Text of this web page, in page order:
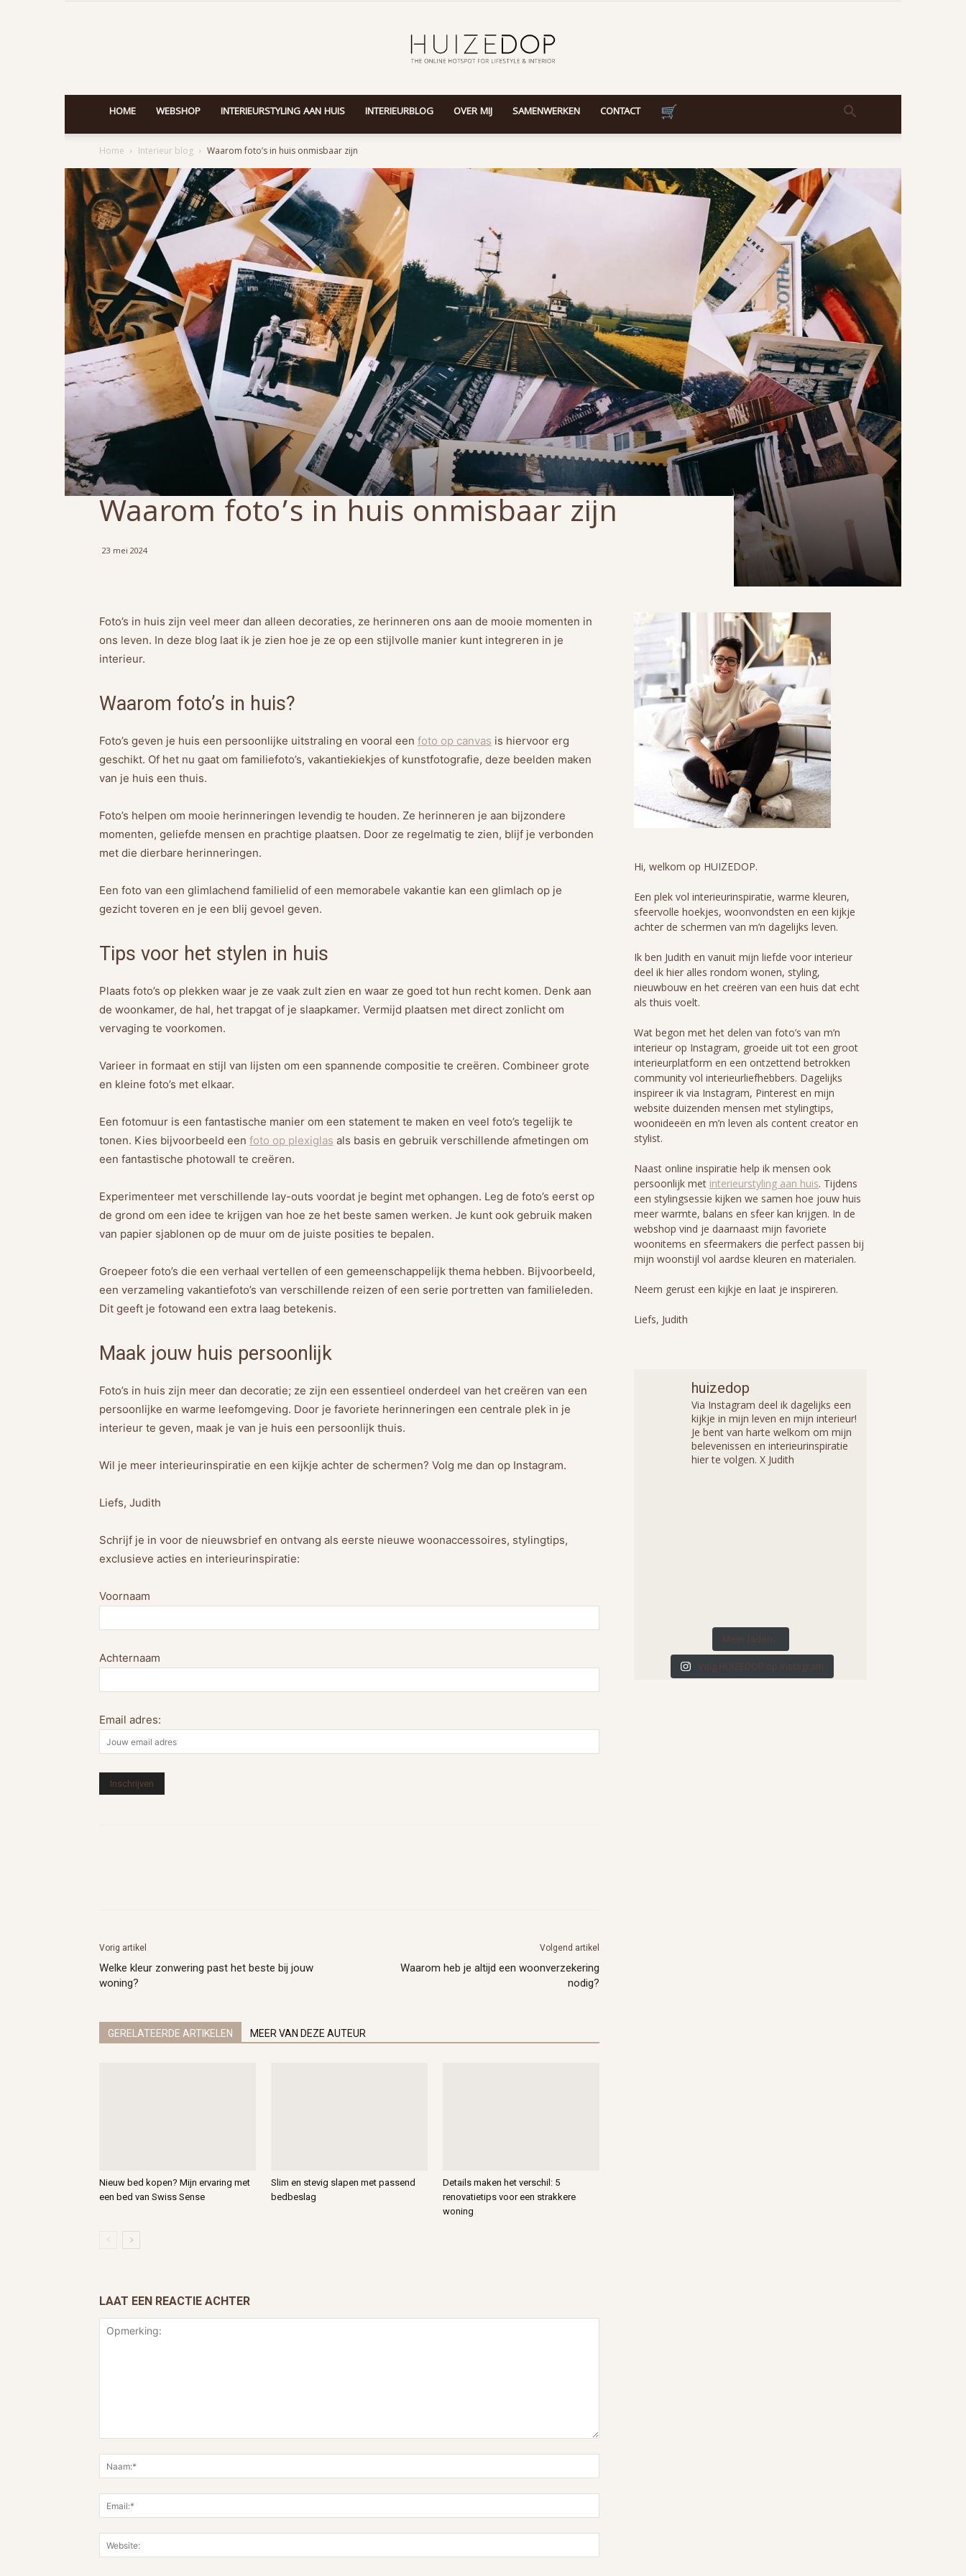
HOME WEBSHOP INTERIEURSTYLING AAN HUIS INTERIEURBLOG OVER MIJ SAMENWERKEN CONTACT
Home Interieur blog Waarom foto’s in huis onmisbaar zijn
Waarom foto’s in huis onmisbaar zijn
23 mei 2024
Foto’s in huis zijn veel meer dan alleen decoraties, ze herinneren ons aan de mooie momenten in
ons leven. In deze blog laat ik je zien hoe je ze op een stijlvolle manier kunt integreren in je
interieur.
Waarom foto’s in huis?
Foto’s geven je huis een persoonlijke uitstraling en vooral een foto op canvas is hiervoor erg
geschikt. Of het nu gaat om familiefoto’s, vakantiekiekjes of kunstfotografie, deze beelden maken
van je huis een thuis.
Foto’s helpen om mooie herinneringen levendig te houden. Ze herinneren je aan bijzondere
momenten, geliefde mensen en prachtige plaatsen. Door ze regelmatig te zien, blijf je verbonden
met die dierbare herinneringen.
Een foto van een glimlachend familielid of een memorabele vakantie kan een glimlach op je
gezicht toveren en je een blij gevoel geven.
Tips voor het stylen in huis
Plaats foto’s op plekken waar je ze vaak zult zien en waar ze goed tot hun recht komen. Denk aan
de woonkamer, de hal, het trapgat of je slaapkamer. Vermijd plaatsen met direct zonlicht om
vervaging te voorkomen.
Varieer in formaat en stijl van lijsten om een spannende compositie te creëren. Combineer grote
en kleine foto’s met elkaar.
Een fotomuur is een fantastische manier om een statement te maken en veel foto’s tegelijk te
tonen. Kies bijvoorbeeld een foto op plexiglas als basis en gebruik verschillende afmetingen om
een fantastische photowall te creëren.
Experimenteer met verschillende lay-outs voordat je begint met ophangen. Leg de foto’s eerst op
de grond om een idee te krijgen van hoe ze het beste samen werken. Je kunt ook gebruik maken
van papier sjablonen op de muur om de juiste posities te bepalen.
Groepeer foto’s die een verhaal vertellen of een gemeenschappelijk thema hebben. Bijvoorbeeld,
een verzameling vakantiefoto’s van verschillende reizen of een serie portretten van familieleden.
Dit geeft je fotowand een extra laag betekenis.
Maak jouw huis persoonlijk
Foto’s in huis zijn meer dan decoratie; ze zijn een essentieel onderdeel van het creëren van een
persoonlijke en warme leefomgeving. Door je favoriete herinneringen een centrale plek in je
interieur te geven, maak je van je huis een persoonlijk thuis.
Wil je meer interieurinspiratie en een kijkje achter de schermen? Volg me dan op Instagram.
Liefs, Judith
Schrijf je in voor de nieuwsbrief en ontvang als eerste nieuwe woonaccessoires, stylingtips,
exclusieve acties en interieurinspiratie:
Voornaam
Achternaam
Email adres:
Vorig artikel
Welke kleur zonwering past het beste bij jouw
woning?
Volgend artikel
Waarom heb je altijd een woonverzekering
nodig?
GERELATEERDE ARTIKELEN MEER VAN DEZE AUTEUR
Nieuw bed kopen? Mijn ervaring met
een bed van Swiss Sense
Slim en stevig slapen met passend
bedbeslag
Details maken het verschil: 5
renovatietips voor een strakkere
woning
LAAT EEN REACTIE ACHTER
Hi, welkom op HUIZEDOP.
Een plek vol interieurinspiratie, warme kleuren,
sfeervolle hoekjes, woonvondsten en een kijkje
achter de schermen van m’n dagelijks leven.
Ik ben Judith en vanuit mijn liefde voor interieur
deel ik hier alles rondom wonen, styling,
nieuwbouw en het creëren van een huis dat echt
als thuis voelt.
Wat begon met het delen van foto’s van m’n
interieur op Instagram, groeide uit tot een groot
interieurplatform en een ontzettend betrokken
community vol interieurliefhebbers. Dagelijks
inspireer ik via Instagram, Pinterest en mijn
website duizenden mensen met stylingtips,
woonideeën en m’n leven als content creator en
stylist.
Naast online inspiratie help ik mensen ook
persoonlijk met interieurstyling aan huis. Tijdens
een stylingsessie kijken we samen hoe jouw huis
meer warmte, balans en sfeer kan krijgen. In de
webshop vind je daarnaast mijn favoriete
woonitems en sfeermakers die perfect passen bij
mijn woonstijl vol aardse kleuren en materialen.
Neem gerust een kijkje en laat je inspireren.
Liefs, Judith
huizedop
Via Instagram deel ik dagelijks een
kijkje in mijn leven en mijn interieur!
Je bent van harte welkom om mijn
belevenissen en interieurinspiratie
hier te volgen. X Judith
Meer laden...
Volg HUIZEDOP op Instagram